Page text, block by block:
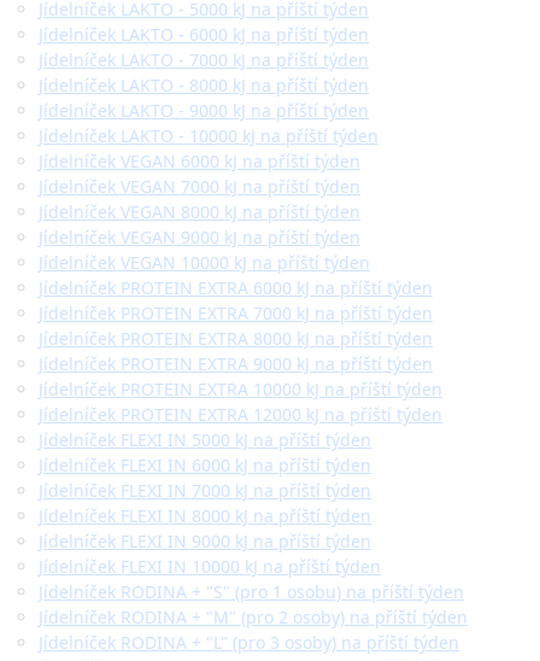
Jídelníček LAKTO - 5000 kJ na příští týden
Jídelníček LAKTO - 6000 kJ na příští týden
Jídelníček LAKTO - 7000 kJ na příští týden
Jídelníček LAKTO - 8000 kJ na příští týden
Jídelníček LAKTO - 9000 kJ na příští týden
Jídelníček LAKTO - 10000 kJ na příští týden
Jídelníček VEGAN 6000 kJ na příští týden
Jídelníček VEGAN 7000 kJ na příští týden
Jídelníček VEGAN 8000 kJ na příští týden
Jídelníček VEGAN 9000 kJ na příští týden
Jídelníček VEGAN 10000 kJ na příští týden
Jídelníček PROTEIN EXTRA 6000 kJ na příští týden
Jídelníček PROTEIN EXTRA 7000 kJ na příští týden
Jídelníček PROTEIN EXTRA 8000 kJ na příští týden
Jídelníček PROTEIN EXTRA 9000 kJ na příští týden
Jídelníček PROTEIN EXTRA 10000 kJ na příští týden
Jídelníček PROTEIN EXTRA 12000 kJ na příští týden
Jídelníček FLEXI IN 5000 kJ na příští týden
Jídelníček FLEXI IN 6000 kJ na příští týden
Jídelníček FLEXI IN 7000 kJ na příští týden
Jídelníček FLEXI IN 8000 kJ na příští týden
Jídelníček FLEXI IN 9000 kJ na příští týden
Jídelníček FLEXI IN 10000 kJ na příští týden
Jídelníček RODINA + "S" (pro 1 osobu) na příští týden
Jídelníček RODINA + "M" (pro 2 osoby) na příští týden
Jídelníček RODINA + "L" (pro 3 osoby) na příští týden